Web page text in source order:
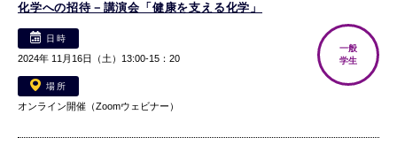
化学への招待－講演会「健康を支える化学」
日時
2024年 11月16日（土）13:00-15：20
場所
オンライン開催（Zoomウェビナー）
一般
学生